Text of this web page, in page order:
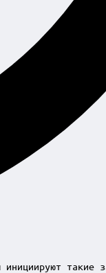
инициируют такие